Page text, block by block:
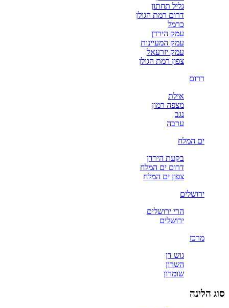
גליל תחתון
דרום רמת הגולן
כרמל
עמק הירדן
עמק המעיינות
עמק יזרעאל
צפון רמת הגולן
דרום
אילת
מצפה רמון
נגב
ערבה
ים המלח
בקעת הירדן
דרום ים המלח
צפון ים המלח
ירושלים
הרי ירושלים
ירושלים
מרכז
גוש דן
השרון
שומרון
סוג הלינה